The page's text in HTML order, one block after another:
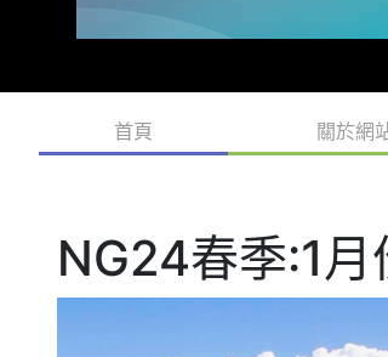
首頁 關於網
NG24春季:1